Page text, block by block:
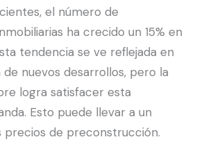
el número de
ha crecido un 15% en
tendencia se ve reflejada en
nuevos desarrollos, pero la
logra satisfacer esta
Esto puede llevar a un
precios de preconstrucción.